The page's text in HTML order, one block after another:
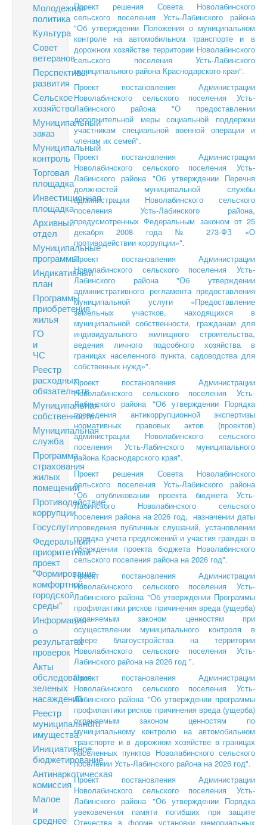
Молодежная
политика
Культура
Совет
ветеранов
Перспективы
развития
Сельское
хозяйство
Муниципальный
заказ
Муниципальный
контроль
Торговая
площадка
Инвестиционная
площадка
Архивный
отдел
Муниципальные
программы
Индикативный
план
Программы
приобретения
жилья
ГО
и
ЧС
Реестр
расходных
обязательств
Муниципальная
собственность
Муниципальная
служба
Программа
страхования
жилых
помещений
Противодействие
коррупции
Госуслуги
Федеральный
приоритетный
проект
"Формирование
комфортной
городской
среды"
Информация
о
результатах
проверок
Акты
обследования
зеленых
насаждений
Реестр
муниципального
имущества
Инициативное
бюджетирование
Антинаркотическая
комиссия
Малое
и
среднее
Проект решения Совета Новолабинского
сельского поселения Усть-Лабинского района
"Об утверждении Положения о муниципальном
контроле на автомобильном транспорте и в
дорожном хозяйстве территории Новолабинского
сельского поселения Усть-Лабинского
муниципального района Краснодарского края".
Проект постановления Администрации
Новолабинского сельского поселения Усть-
Лабинского района "О предоставлении
дополнительной меры социальной поддержки
участникам специальной военной операции и
членам их семей".
Проект постановления Администрации
Новолабинского сельского поселения Усть-
Лабинского района "Об утверждении Перечня
должностей муниципальной службы
администрации Новолабинского сельского
поселения Усть-Лабинского района,
предусмотренных Федеральным законом от 25
декабря 2008 года № 273-ФЗ «О
противодействии коррупции»".
Проект постановления Администрации
Новолабинского сельского поселения Усть-
Лабинского района "Об утверждении
административного регламента предоставления
муниципальной услуги «Предоставление
земельных участков, находящихся в
муниципальной собственности, гражданам для
индивидуального жилищного строительства,
ведения личного подсобного хозяйства в
границах населенного пункта, садоводства для
собственных нужд»".
Проект постановления Администрации
Новолабинского сельского поселения Усть-
Лабинского района "Об утверждении Порядка
проведения антикоррупционной экспертизы
нормативных правовых актов (проектов)
администрации Новолабинского сельского
поселения Усть-Лабинского муниципального
района Краснодарского края".
Проект решения Совета Новолабинского
сельского поселения Усть-Лабинского района
"Об опубликовании проекта бюджета Усть-
Лабинского Новолабинского сельского
поселения района на 2026 год, назначении даты
проведения публичных слушаний, установлении
порядка учета предложений и участия граждан в
обсуждении проекта бюджета Новолабинского
сельского поселения района на 2026 год".
Проект постановления Администрации
Новолабинского сельского поселения Усть-
Лабинского района "Об утверждении Программы
профилактики рисков причинения вреда (ущерба)
охраняемым законом ценностям при
осуществлении муниципального контроля в
сфере благоустройства на территории
Новолабинского сельского поселения Усть-
Лабинского района на 2026 год ".
Проект постановления Администрации
Новолабинского сельского поселения Усть-
Лабинского района "Об утверждении программы
профилактики рисков причинения вреда (ущерба)
охраняемым законом ценностям по
муниципальному контролю на автомобильном
транспорте и в дорожном хозяйстве в границах
населенных пунктов Новолабинского сельского
поселении Усть-Лабинского района на 2026 год".
Проект постановления Администрации
Новолабинского сельского поселения Усть-
Лабинского района "Об утверждении Порядка
увековечения памяти погибших при защите
Отечества в форме установки мемориальных